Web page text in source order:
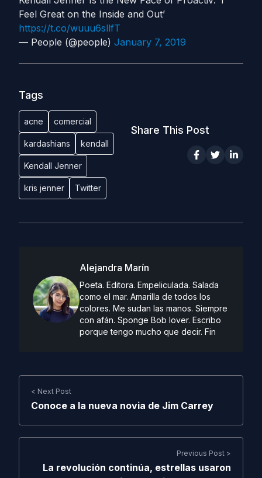
Feel Great on the Inside and Out’
https://t.co/wuuu6sllfT
— People (@people) January 7, 2019
Tags
acne comercial
kardashians kendall
Kendall Jenner
kris jenner Twitter
Share This Post
Alejandra Marín
Poeta. Editora. Empeliculada. Salada
como el mar. Amarilla de todos los
colores. Me sudan las manos. Siempre
con afán. Sponge Bob lover. Escribo
porque tengo mucho que decir. Fin
< Next Post
Conoce a la nueva novia de Jim Carrey
Previous Post >
La revolución continúa, estrellas usaron